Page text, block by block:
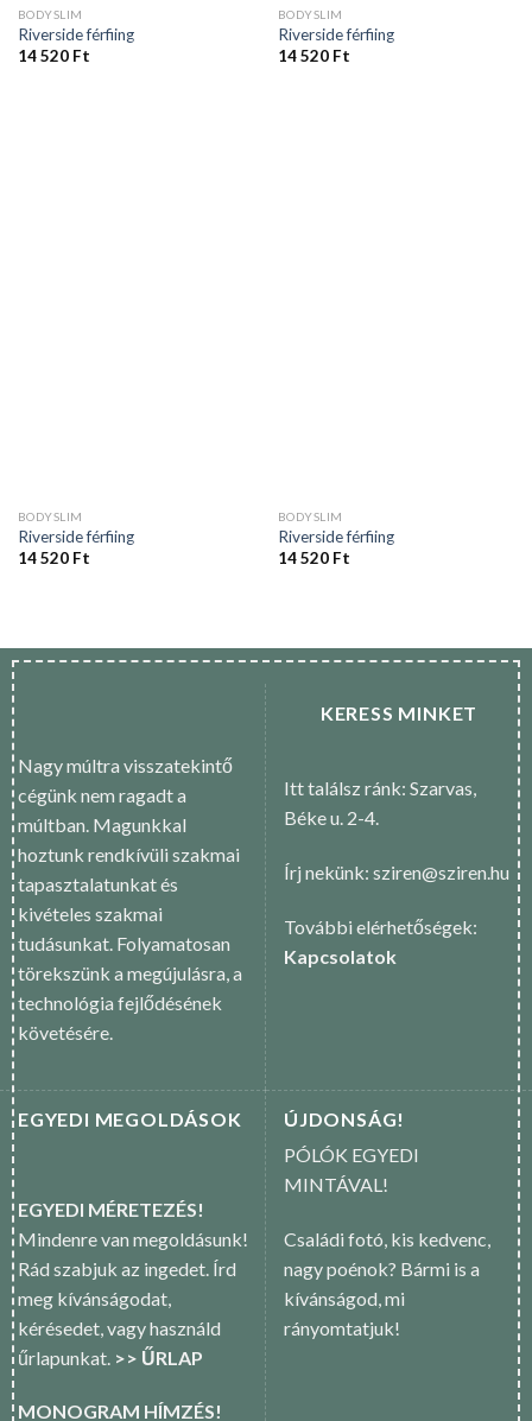
BODYSLIM
Riverside férfiing
14 520 Ft
BODYSLIM
Riverside férfiing
14 520 Ft
BODYSLIM
Riverside férfiing
14 520 Ft
BODYSLIM
Riverside férfiing
14 520 Ft
Nagy múltra visszatekintő
cégünk nem ragadt a
múltban. Magunkkal
hoztunk rendkívüli szakmai
tapasztalatunkat és
kivételes szakmai
tudásunkat. Folyamatosan
törekszünk a megújulásra, a
technológia fejlődésének
követésére.
KERESS MINKET
Itt találsz ránk: Szarvas,
Béke u. 2-4.
Írj nekünk: sziren@sziren.hu
További elérhetőségek:
Kapcsolatok
EGYEDI MEGOLDÁSOK
EGYEDI MÉRETEZÉS!
Mindenre van megoldásunk!
Rád szabjuk az ingedet. Írd
meg kívánságodat,
kérésedet, vagy használd
űrlapunkat. >> ŰRLAP
MONOGRAM HÍMZÉS!
ÚJDONSÁG!
PÓLÓK EGYEDI
MINTÁVAL!
Családi fotó, kis kedvenc,
nagy poénok? Bármi is a
kívánságod, mi
rányomtatjuk!